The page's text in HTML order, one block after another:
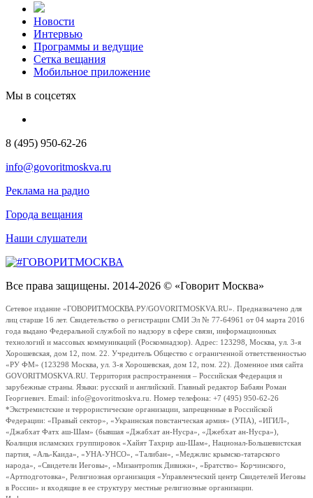
Новости
Интервью
Программы и ведущие
Сетка вещания
Мобильное приложение
Мы в соцсетях
8 (495) 950-62-26
info@govoritmoskva.ru
Реклама на радио
Города вещания
Наши слушатели
Все права защищены. 2014-2026 © «Говорит Москва»
Сетевое издание «ГОВОРИТМОСКВА.РУ/GOVORITMOSKVA.RU». Предназначено для
лиц старше 16 лет. Свидетельство о регистрации СМИ Эл № 77-64961 от 04 марта 2016
года выдано Федеральной службой по надзору в сфере связи, информационных
технологий и массовых коммуникаций (Роскомнадзор). Адрес: 123298, Москва, ул. 3-я
Хорошевская, дом 12, пом. 22. Учредитель Общество с ограниченной ответственностью
«РУ ФМ» (123298 Москва, ул. 3-я Хорошевская, дом 12, пом. 22). Доменное имя сайта
GOVORITMOSKVA.RU. Территория распространения – Российская Федерация и
зарубежные страны. Языки: русский и английский. Главный редактор Бабаян Роман
Георгиевич. Email: info@govoritmoskva.ru. Номер телефона: +7 (495) 950-62-26
*Экстремистские и террористические организации, запрещенные в Российской
Федерации: «Правый сектор», «Украинская повстанческая армия» (УПА), «ИГИЛ»,
«Джабхат Фатх аш-Шам» (бывшая «Джабхат ан-Нусра», «Джебхат ан-Нусра»),
Коалиция исламских группировок «Хайят Тахрир аш-Шам», Национал-Большевистская
партия, «Аль-Каида», «УНА-УНСО», «Талибан», «Меджлис крымско-татарского
народа», «Свидетели Иеговы», «Мизантропик Дивижн», «Братство» Корчинского,
«Артподготовка», Религиозная организация «Управленческий центр Свидетелей Иеговы
в России» и входящие в ее структуру местные религиозные организации.